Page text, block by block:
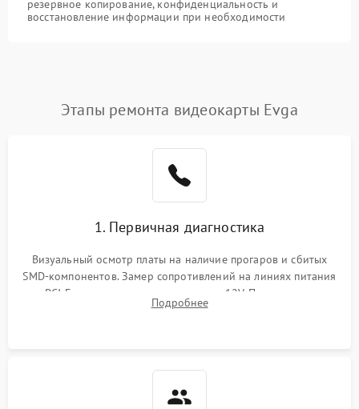
резервное копирование, конфиденциальность и
восстановление информации при необходимости
Этапы ремонта видеокарты Evga
1. Первичная диагностика
Визуальный осмотр платы на наличие прогаров и сбитых
SMD-компонентов. Замер сопротивлений на линиях питания
PCI-E и дополнительных разъемах 12V. Проверка на
короткое замыкание основных дросселей питания GPU и
Подробнее